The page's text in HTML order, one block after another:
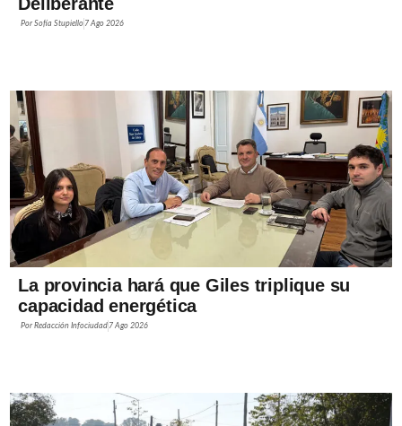
PorSofía Stupiello 7 Ago 2026
La provincia hará que Giles triplique su
capacidad energética
PorRedacción Infociudad 7 Ago 2026